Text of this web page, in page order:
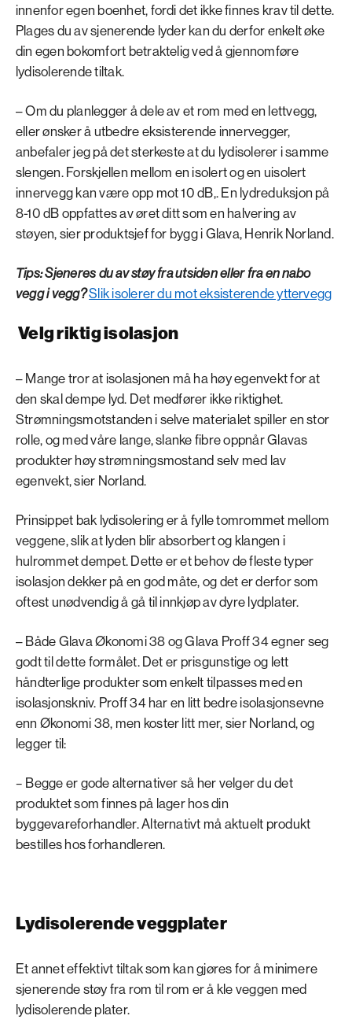
innenfor egen boenhet, fordi det ikke finnes krav til dette.
Plages du av sjenerende lyder kan du derfor enkelt øke
din egen bokomfort betraktelig ved å gjennomføre
lydisolerende tiltak.
– Om du planlegger å dele av et rom med en lettvegg,
eller ønsker å utbedre eksisterende innervegger,
anbefaler jeg på det sterkeste at du lydisolerer i samme
slengen. Forskjellen mellom en isolert og en uisolert
innervegg kan være opp mot 10 dB,. En lydreduksjon på
8-10 dB oppfattes av øret ditt som en halvering av
støyen, sier produktsjef for bygg i Glava, Henrik Norland.
Tips: Sjeneres du av støy fra utsiden eller fra en nabo
vegg i vegg?Slik isolerer du mot eksisterende yttervegg
Velg riktig isolasjon
– Mange tror at isolasjonen må ha høy egenvekt for at
den skal dempe lyd. Det medfører ikke riktighet.
Strømningsmotstanden i selve materialet spiller en stor
rolle, og med våre lange, slanke fibre oppnår Glavas
produkter høy strømningsmostand selv med lav
egenvekt, sier Norland.
Prinsippet bak lydisolering er å fylle tomrommet mellom
veggene, slik at lyden blir absorbert og klangen i
hulrommet dempet. Dette er et behov de fleste typer
isolasjon dekker på en god måte, og det er derfor som
oftest unødvendig å gå til innkjøp av dyre lydplater.
– Både Glava Økonomi 38 og Glava Proff 34 egner seg
godt til dette formålet. Det er prisgunstige og lett
håndterlige produkter som enkelt tilpasses med en
isolasjonskniv. Proff 34 har en litt bedre isolasjonsevne
enn Økonomi 38, men koster litt mer, sier Norland, og
legger til:
– Begge er gode alternativer så her velger du det
produktet som finnes på lager hos din
byggevareforhandler. Alternativt må aktuelt produkt
bestilles hos forhandleren.
Lydisolerende veggplater
Et annet effektivt tiltak som kan gjøres for å minimere
sjenerende støy fra rom til rom er å kle veggen med
lydisolerende plater.